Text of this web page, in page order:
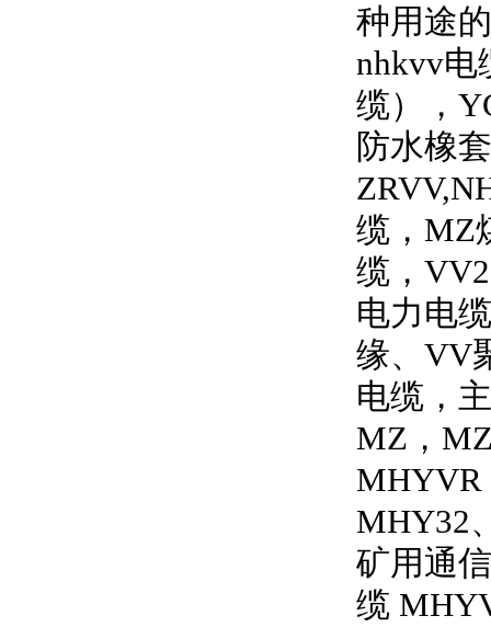
种用途
nhkvv电
缆），
防水橡
缆，MZ
缆，
电力电
缘、VV
电缆，
MZ，
MHYVR
MHY32
矿用通
缆